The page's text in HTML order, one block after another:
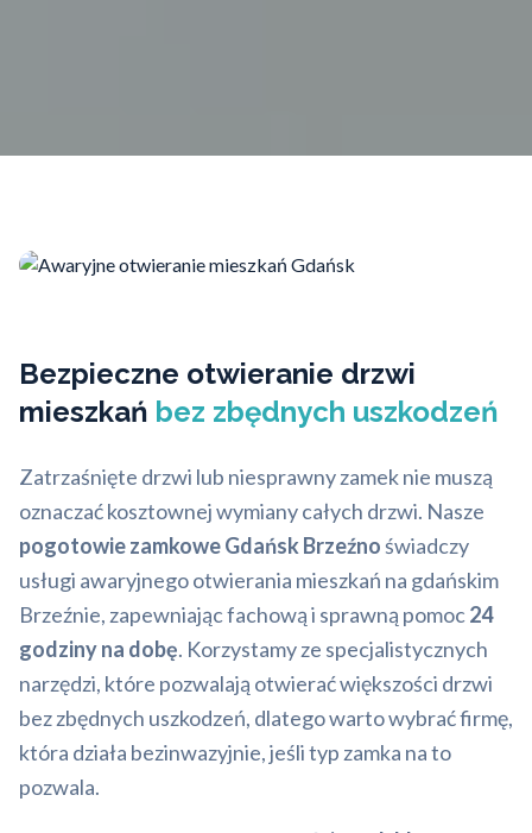
Bezpieczne otwieranie drzwi
mieszkań bez zbędnych uszkodzeń
Zatrzaśnięte drzwi lub niesprawny zamek nie muszą
oznaczać kosztownej wymiany całych drzwi. Nasze
pogotowie zamkowe Gdańsk Brzeźnoświadczy
usługi awaryjnego otwierania mieszkań na gdańskim
Brzeźnie, zapewniając fachową i sprawną pomoc24
godziny na dobę. Korzystamy ze specjalistycznych
narzędzi, które pozwalają otwierać większości drzwi
bez zbędnych uszkodzeń, dlatego warto wybrać firmę,
która działa bezinwazyjnie, jeśli typ zamka na to
pozwala.